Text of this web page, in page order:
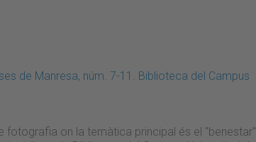
de Manresa, núm. 7-11. Biblioteca del Campus
fotografia on la temàtica principal és el "benestar".